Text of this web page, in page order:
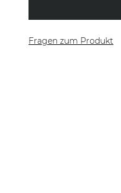
Fragen zum Produkt